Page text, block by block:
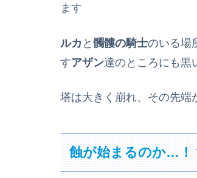
ます
ルカ と 髑髏の騎士のいる場
すアザン達のところにも黒
塔は大きく崩れ、その先端
蝕が始まるのか…！